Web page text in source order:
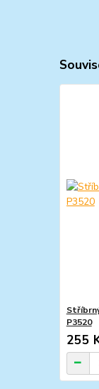
P3520
255